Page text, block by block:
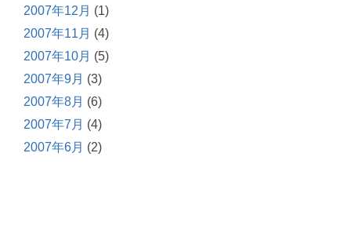
2007年12月 (1)
2007年11月 (4)
2007年10月 (5)
2007年9月 (3)
2007年8月 (6)
2007年7月 (4)
2007年6月 (2)